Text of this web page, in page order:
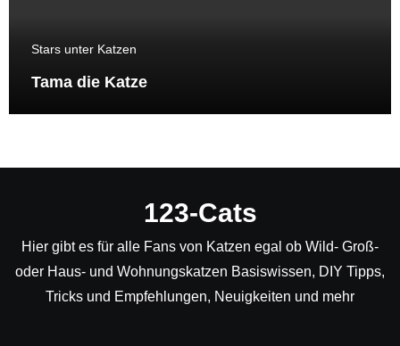
Stars unter Katzen
Tama die Katze
123-Cats
Hier gibt es für alle Fans von Katzen egal ob Wild- Groß-
oder Haus- und Wohnungskatzen Basiswissen, DIY Tipps,
Tricks und Empfehlungen, Neuigkeiten und mehr